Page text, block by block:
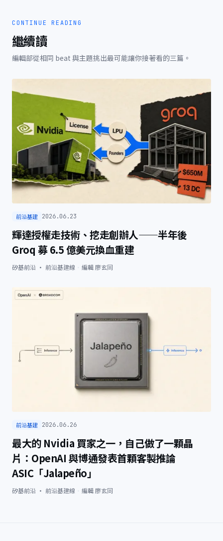
CONTINUE READING
繼續讀
編輯部從相同 beat 與主題挑出最可能讓你接著看的三篇。
前沿基建 2026.06.23
輝達授權走技術、挖走創辦人——半年後
Groq 募 6.5 億美元換血重建
矽基前沿 · 前沿基建線 編輯廖玄同
前沿基建 2026.06.26
最大的 Nvidia 買家之一，自己做了一顆晶
片：OpenAI 與博通發表首顆客製推論
ASIC「Jalapeño」
矽基前沿 · 前沿基建線 編輯廖玄同